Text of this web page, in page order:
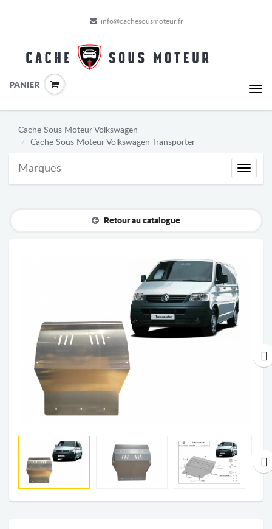
info@cachesousmoteur.fr
PANIER
Cache Sous Moteur Volkswagen
Cache Sous Moteur Volkswagen Transporter
Marques
Retour au catalogue